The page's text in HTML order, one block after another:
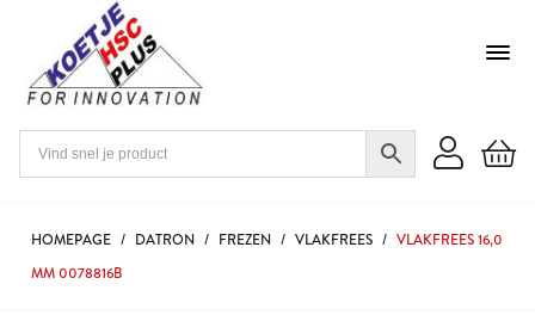
HOMEPAGE / DATRON / FREZEN / VLAKFREES / VLAKFREES 16,0
MM 0078816B